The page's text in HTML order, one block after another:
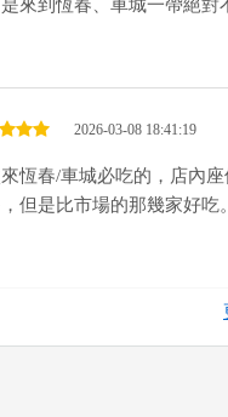
來到恆春、車城一帶絕對
2026-03-08 18:41:19
恆春/車城必吃的，店內
但是比市場的那幾家好吃。